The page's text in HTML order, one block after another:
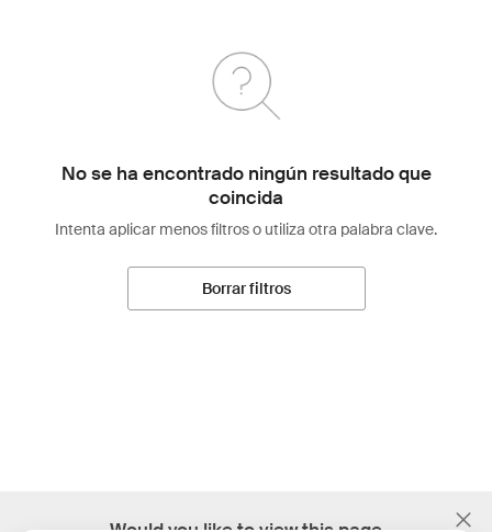
No se ha encontrado ningún resultado que
coincida
Intenta aplicar menos filtros o utiliza otra palabra clave.
Borrar filtros